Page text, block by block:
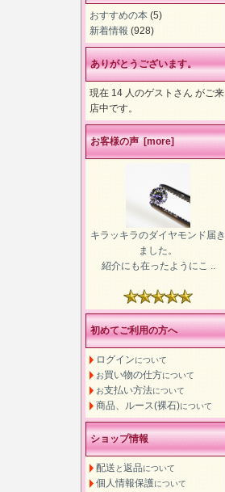
おすすめの本 (5)
新着情報 (928)
ありがとうございます。
現在 14 人のゲストさん がご来
店中です。
お客様の声 [more]
キラッキラのダイヤモンド届き
ました。
紹介にも在ったようにこ ..
初めてご利用の方へ
ログインについて
お買い物の仕方について
お支払い方法について
商品、ルース(裸石)について
ショップ情報
配送 と返品について
個人情報保護について